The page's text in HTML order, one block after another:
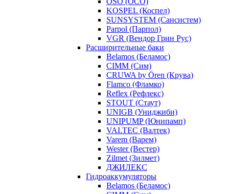
KOSPEL (Коспел)
SUNSYSTEM (Сансистем)
Parpol (Парпол)
VGR (Вендор Грин Рус)
Расширительные баки
Belamos (Беламос)
CIMM (Сим)
CRUWA by Ören (Крува)
Flamco (Фламко)
Reflex (Рефлекс)
STOUT (Стаут)
UNIGB (Униджиби)
UNIPUMP (Юнипамп)
VALTEC (Валтек)
Varem (Варем)
Wester (Вестер)
Zilmet (Зилмет)
ДЖИЛЕКС
Гидроаккумуляторы
Belamos (Беламос)